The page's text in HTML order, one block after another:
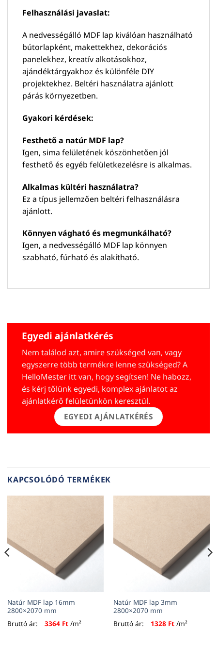
Felhasználási javaslat:
A nedvességálló MDF lap kiválóan használható
bútorlapként, makettekhez, dekorációs
panelekhez, kreatív alkotásokhoz,
ajándéktárgyakhoz és különféle DIY
projektekhez. Beltéri használatra ajánlott
párás környezetben.
Gyakori kérdések:
Festhető a natúr MDF lap?
Igen, sima felületének köszönhetően jól
festhető és egyéb felületkezelésre is alkalmas.
Alkalmas kültéri használatra?
Ez a típus jellemzően beltéri felhasználásra
ajánlott.
Könnyen vágható és megmunkálható?
Igen, a nedvességálló MDF lap könnyen
szabható, fúrható és alakítható.
Egyedi ajánlatkérés
Nem találod azt, amire szükséged van, vagy
egyszerre több termékre lenne szükséged? A
HelloMester itt van, hogy segítsen! Ne habozz,
és kérj tőlünk egyedi, komplex ajánlatot az
ajánlatkérő felületünkön keresztül.
EGYEDI AJÁNLATKÉRÉS
KAPCSOLÓDÓ TERMÉKEK
Natúr MDF lap 16mm
2800×2070 mm
Bruttó ár:
3364 Ft/m²
Natúr MDF lap 3mm
2800×2070 mm
Bruttó ár:
1328 Ft/m²